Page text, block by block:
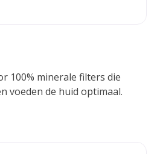
100% minerale filters die
voeden de huid optimaal.